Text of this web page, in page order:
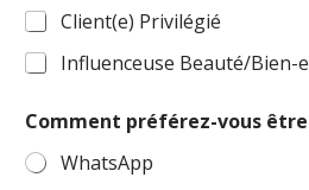
Client(e) Privilégié
Influenceuse Beauté/Bien-
Comment préférez-vous
WhatsApp